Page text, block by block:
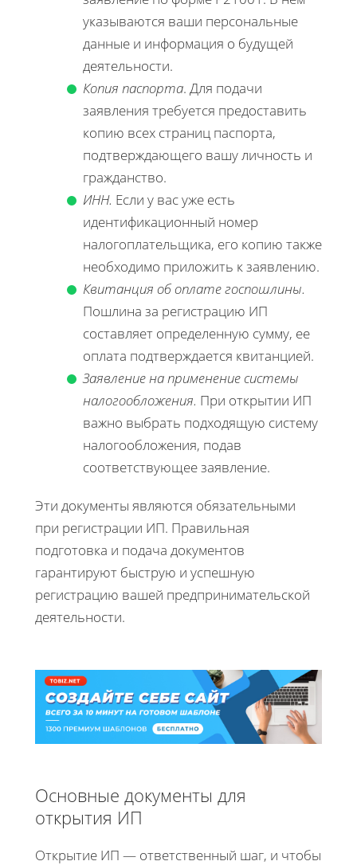
указываются ваши персональные
данные и информация о будущей
деятельности.
Копия паспорта. Для подачи
заявления требуется предоставить
копию всех страниц паспорта,
подтверждающего вашу личность и
гражданство.
ИНН. Если у вас уже есть
идентификационный номер
налогоплательщика, его копию также
необходимо приложить к заявлению.
Квитанция об оплате госпошлины.
Пошлина за регистрацию ИП
составляет определенную сумму, ее
оплата подтверждается квитанцией.
Заявление на применение системы
налогообложения. При открытии ИП
важно выбрать подходящую систему
налогообложения, подав
соответствующее заявление.
Эти документы являются обязательными
при регистрации ИП. Правильная
подготовка и подача документов
гарантируют быструю и успешную
регистрацию вашей предпринимательской
деятельности.
Основные документы для
открытия ИП
Открытие ИП — ответственный шаг, и чтобы